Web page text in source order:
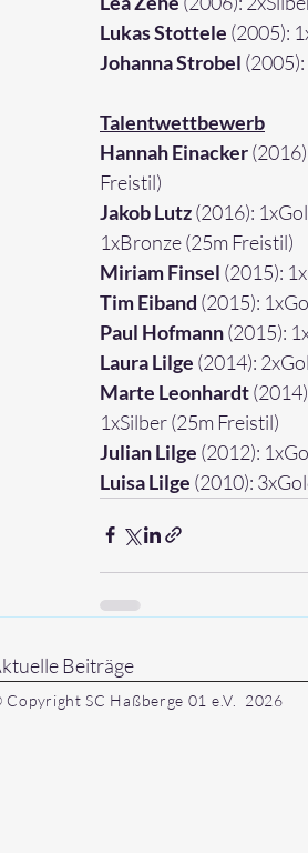
Lukas Stottele (2005):
Johanna Strobel
Talentwettbewerb
Hannah Einacker
Freistil)
Jakob Lutz (2016):
1xBronze (25m Freistil)
Miriam Finsel (2015):
Tim Eiband (2015):
Paul Hofmann (2015):
Laura Lilge (2014):
Marte Leonhardt
1xSilber (25m Freistil)
Julian Lilge (2012):
Luisa Lilge (2010):
Beiträge
Copyright SC Haßberge 01 e.V. 2026